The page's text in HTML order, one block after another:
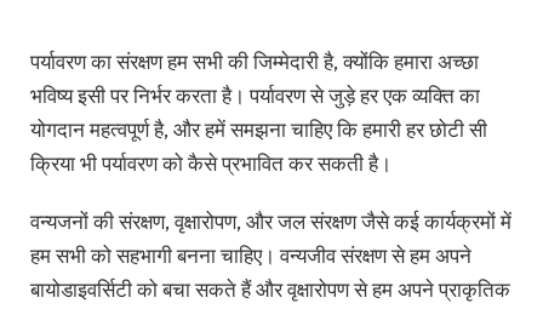
पर्यावरण का संरक्षण हम सभी की जिम्मेदारी है, क्योंकि हमारा अच्छा
भविष्य इसी पर निर्भर करता है। पर्यावरण से जुड़े हर एक व्यक्ति का
योगदान महत्वपूर्ण है, और हमें समझना चाहिए कि हमारी हर छोटी सी
क्रिया भी पर्यावरण को कैसे प्रभावित कर सकती है।
वन्यजनों की संरक्षण, वृक्षारोपण, और जल संरक्षण जैसे कई कार्यक्रमों में
हम सभी को सहभागी बनना चाहिए। वन्यजीव संरक्षण से हम अपने
बायोडाइवर्सिटी को बचा सकते हैं और वृक्षारोपण से हम अपने प्राकृतिक